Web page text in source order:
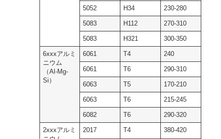
5052 H34 230-280
5083 H112 270-310
5083 H321 300-350
6xxxアルミ
ニウム
（Al-Mg-
Si）
6061 T4 240
6061 T6 290-310
6063 T5 170-210
6063 T6 215-245
6082 T6 290-320
2xxxアルミ
2017 T4 380-420